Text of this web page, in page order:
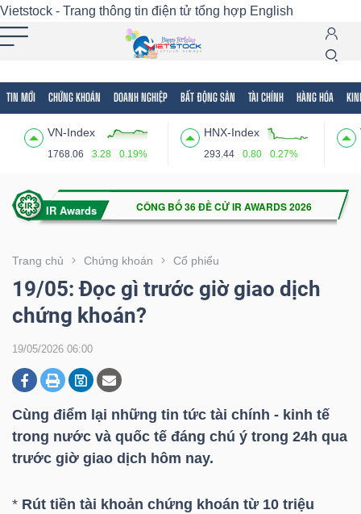
Vietstock - Trang thông tin điện tử tổng hợp English
TIN MỚI CHỨNG KHOÁN DOANH NGHIỆP BẤT ĐỘNG SẢN TÀI CHÍNH HÀNG HÓA
VN-Index
1768.06 3.28 0.19%
HNX-Index
293.44 0.80 0.27%
Trang chủ Chứng khoán Cổ phiếu
19/05: Đọc gì trước giờ giao dịch
chứng khoán?
19/05/2026 06:00
Cùng điểm lại những tin tức tài chính - kinh tế
trong nước và quốc tế đáng chú ý trong 24h qua
trước giờ giao dịch hôm nay.
* Rút tiền tài khoản chứng khoán từ 10 triệu
Tất cả Tính năng Ngành Mã chứng khoán
Tính
(-)
VIETSTOCK
CHỨNG
DOANH
NGHIỆP